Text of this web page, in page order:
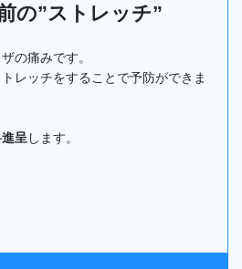
の”ストレッチ”
の痛みです。
レッチをすることで予防ができま
呈します。